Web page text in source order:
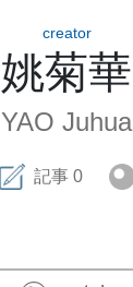
creator
姚菊華
YAO Juhua
記事 0